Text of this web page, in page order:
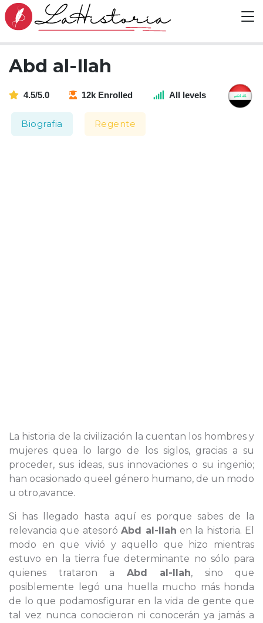
Abd al-Ilah
4.5/5.0 12k Enrolled All levels
Biografia Regente
La historia de la civilización la cuentan los hombres y
mujeres quea lo largo de los siglos, gracias a su
proceder, sus ideas, sus innovaciones o su ingenio;
han ocasionado queel género humano, de un modo
u otro,avance.
Si has llegado hasta aquí es porque sabes de la
relevancia que atesoróAbd al-Ilah en la historia. El
modo en que vivió y aquello que hizo mientras
estuvo en la tierra fue determinante no sólo para
quienes trataron a Abd al-Ilah, sino que
posiblemente legó una huella mucho más honda
de lo que podamosfigurar en la vida de gente que
tal vez nunca conocieron ni conocerán ya jamás a